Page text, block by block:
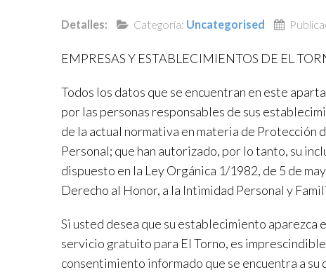
Detalles: Categoría: Uncategorised
EMPRESAS Y ESTABLECIMIENTOS DE EL
Todos los datos que se encuentran en este
por las personas responsables de sus
de la actual normativa en materia de Protección
Personal; que han autorizado, por lo tanto, su
dispuesto en la Ley Orgánica 1/1982, de 5 de
Derecho al Honor, a la Intimidad Personal y
Si usted desea que su establecimiento aparezca
servicio gratuito para El Torno, es
consentimiento informado que se encuentra a su